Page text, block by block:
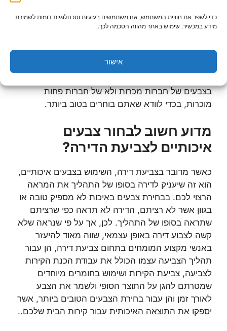
כדי לשפר את חוויית המשתמש, אנו משתמשים בעוגיות וטכנולוגיות דומות לשמירת
מידע במכשיר. שימוש באתר מהווה הסכמה לכך.
אישור
אם מדובר בצבעי סיד או צבעים אקריליים, יש לבחור
צבעים ידידותיים לסביבה, במרקם המדויק ובגוון המדויק,
ותסב בסופו של התהליך את התוצאה המבוקשת לכם.
הצבעים הטובים ביותר לצביעת דירה, יכולים להיות
בצבעים של חברות מכרות ולא של חברות פחות
מוכרות, בכדי לוודא שאתם בוחרים בטוב ביותר.
מדוע חשוב לבחור צבעים
איכותיים לצביעת הדירה?
כאשר מדובר בצביעת דירה, השימוש בצבעים איכותיים,
הוא זה שיעניק לדירה בסופו של התהליך את המראה
הרצוי לכם. בבחירת צבעים באיכות לא מספיק טובה או
בגוון אשר לא רציתם, הדירה לא תראה כפי שרציתם
שתראה בסופו של התהליך. לכן, אך על פי שנראה שלא
קשה לצבוע דירה באופן עצמאי, שווה מאוד להיעזר
באנשי מקצוע המומחים בתחום צביעת דירה, הן עבור
תהליך הצביעה עצמו הכולל את עבודת הכנת הקירות
לצביעה, צביעת הקירות ושימוש בחומרים מיוחדים
שמטרתם להגן על התוצר הסופי ולשמר את הצבע
לאורך זמן והן עבור בחירת הצבעים הטובים ביותר, אשר
יספקו את התוצאה האיכותית עבור קירות הבית שלכם..